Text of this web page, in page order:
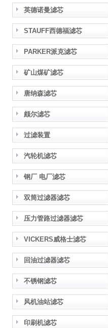
英德诺曼滤芯
STAUFF西德福滤芯
PARKER派克滤芯
矿山煤矿滤芯
唐纳森滤芯
颇尔滤芯
过滤装置
汽轮机滤芯
钢厂 电厂滤芯
双筒过滤器滤芯
压力管路过滤器滤芯
VICKERS威格士滤芯
回油过滤器滤芯
不锈钢滤芯
风机油站滤芯
印刷机滤芯